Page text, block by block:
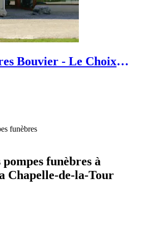
Bouvier - Le Choix
funèbres
pompes funèbres à
Chapelle-de-la-Tour